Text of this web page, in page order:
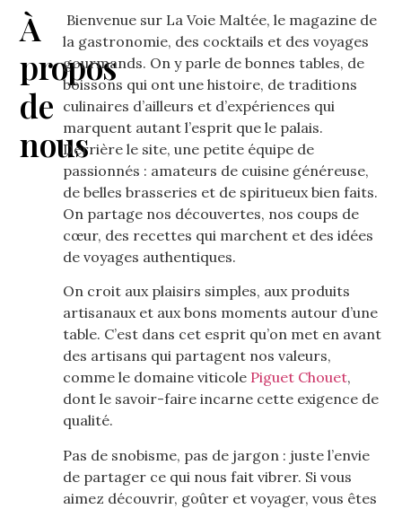
À
propos
de
nous
Bienvenue sur La Voie Maltée, le magazine de
la gastronomie, des cocktails et des voyages
gourmands. On y parle de bonnes tables, de
boissons qui ont une histoire, de traditions
culinaires d’ailleurs et d’expériences qui
marquent autant l’esprit que le palais.
Derrière le site, une petite équipe de
passionnés : amateurs de cuisine généreuse,
de belles brasseries et de spiritueux bien faits.
On partage nos découvertes, nos coups de
cœur, des recettes qui marchent et des idées
de voyages authentiques.
On croit aux plaisirs simples, aux produits
artisanaux et aux bons moments autour d’une
table. C’est dans cet esprit qu’on met en avant
des artisans qui partagent nos valeurs,
comme le domaine viticole Piguet Chouet,
dont le savoir-faire incarne cette exigence de
qualité.
Pas de snobisme, pas de jargon : juste l’envie
de partager ce qui nous fait vibrer. Si vous
aimez découvrir, goûter et voyager, vous êtes